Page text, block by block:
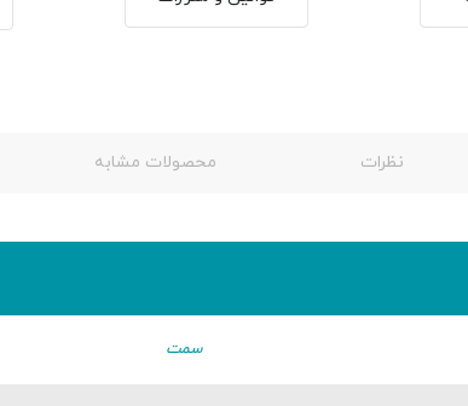
نظرات محصولات مشابه
سمت